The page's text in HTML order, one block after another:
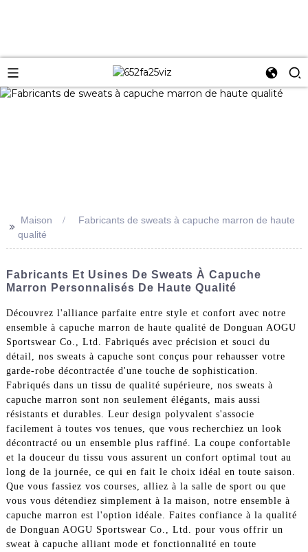
>> Maison
Fabricants de sweats à capuche marron de haute
qualité
Fabricants Et Usines De Sweats À Capuche
Marron Personnalisés De Haute Qualité
Découvrez l'alliance parfaite entre style et confort avec notre
ensemble à capuche marron de haute qualité de Donguan AOGU
Sportswear Co., Ltd. Fabriqués avec précision et souci du
détail, nos sweats à capuche sont conçus pour rehausser votre
garde-robe décontractée d'une touche de sophistication.
Fabriqués dans un tissu de qualité supérieure, nos sweats à
capuche marron sont non seulement élégants, mais aussi
résistants et durables. Leur design polyvalent s'associe
facilement à toutes vos tenues, que vous recherchiez un look
décontracté ou un ensemble plus raffiné. La coupe confortable
et la douceur du tissu vous assurent un confort optimal tout au
long de la journée, ce qui en fait le choix idéal en toute saison.
Que vous fassiez vos courses, alliez à la salle de sport ou que
vous vous détendiez simplement à la maison, notre ensemble à
capuche marron est l'option idéale. Faites confiance à la qualité
de Donguan AOGU Sportswear Co., Ltd. pour vous offrir un
sweat à capuche alliant mode et fonctionnalité en toute